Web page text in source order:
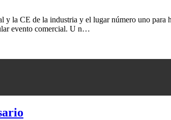
la CE de la industria y el lugar número uno para
evento comercial. U n…